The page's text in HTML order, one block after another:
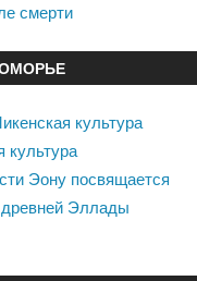
смерти
культура
культура
Эону посвящается
Эллады